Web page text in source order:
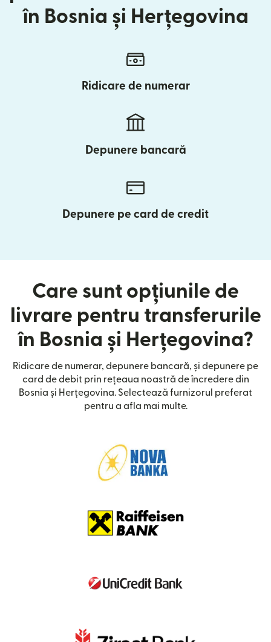
în Bosnia și Herțegovina
Ridicare de numerar
Depunere bancară
Depunere pe card de credit
Care sunt opțiunile de
livrare pentru transferurile
în Bosnia și Herțegovina?
Ridicare de numerar, depunere bancară, și depunere pe
card de debit prin rețeaua noastră de încredere din
Bosnia și Herțegovina. Selectează furnizorul preferat
pentru a afla mai multe.